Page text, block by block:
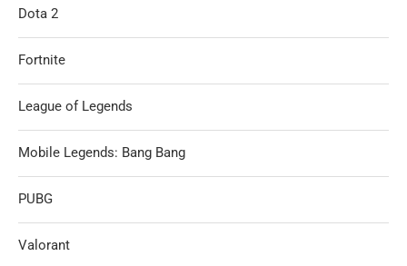
Dota 2
Fortnite
League of Legends
Mobile Legends: Bang Bang
PUBG
Valorant